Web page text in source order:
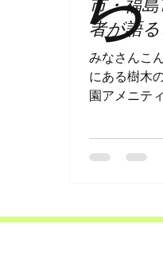
者が語
ための
について
みなさんこ
にある樹木
園アメニテ
ます！ それ